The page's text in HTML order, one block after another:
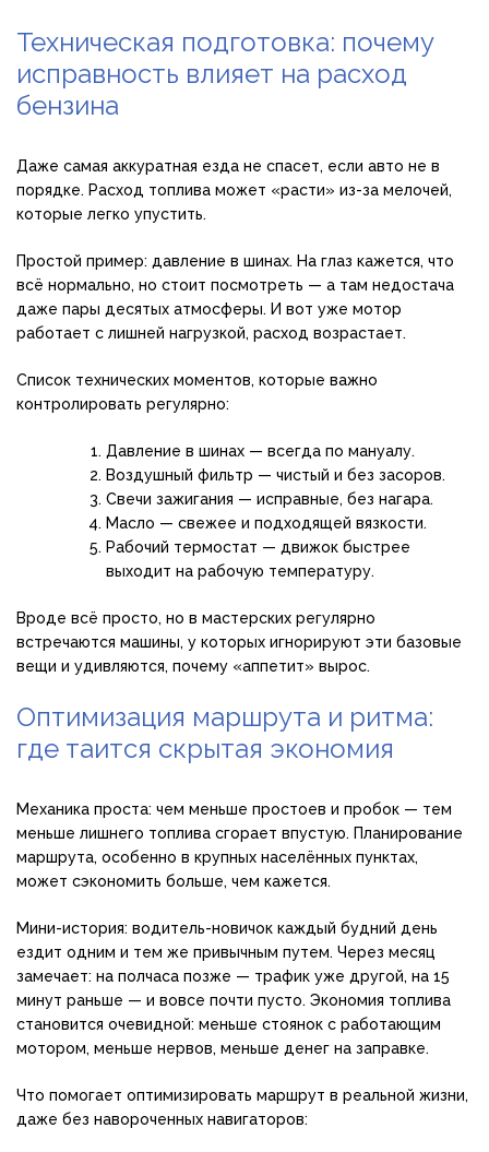
Техническая подготовка: почему
исправность влияет на расход
бензина
Даже самая аккуратная езда не спасет, если авто не в
порядке. Расход топлива может «расти» из-за мелочей,
которые легко упустить.
Простой пример: давление в шинах. На глаз кажется, что
всё нормально, но стоит посмотреть — а там недостача
даже пары десятых атмосферы. И вот уже мотор
работает с лишней нагрузкой, расход возрастает.
Список технических моментов, которые важно
контролировать регулярно:
Давление в шинах — всегда по мануалу.
Воздушный фильтр — чистый и без засоров.
Свечи зажигания — исправные, без нагара.
Масло — свежее и подходящей вязкости.
Рабочий термостат — движок быстрее
выходит на рабочую температуру.
Вроде всё просто, но в мастерских регулярно
встречаются машины, у которых игнорируют эти базовые
вещи и удивляются, почему «аппетит» вырос.
Оптимизация маршрута и ритма:
где таится скрытая экономия
Механика проста: чем меньше простоев и пробок — тем
меньше лишнего топлива сгорает впустую. Планирование
маршрута, особенно в крупных населённых пунктах,
может сэкономить больше, чем кажется.
Мини-история: водитель-новичок каждый будний день
ездит одним и тем же привычным путем. Через месяц
замечает: на полчаса позже — трафик уже другой, на 15
минут раньше — и вовсе почти пусто. Экономия топлива
становится очевидной: меньше стоянок с работающим
мотором, меньше нервов, меньше денег на заправке.
Что помогает оптимизировать маршрут в реальной жизни,
даже без навороченных навигаторов: